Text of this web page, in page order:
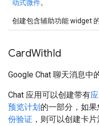
动式微件。
创建包含辅助功能 widget
CardWithId
Google Chat 聊天消息中
Chat 应用可以创建带有
预览计划的一部分，如果
份验证 ，则可以创建卡